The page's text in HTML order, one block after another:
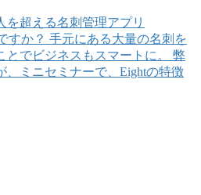
を超える名刺管理アプリ
すか？ 手元にある大量の名刺を
とでビジネスもスマートに。 弊
ミニセミナーで、Eightの特徴